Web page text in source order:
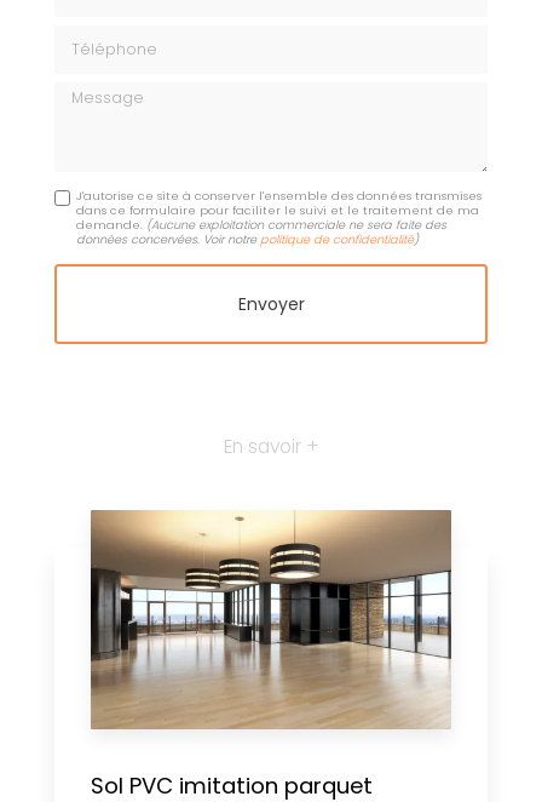
Message
J'autorise ce site à conserver l'ensemble des données transmises
dans ce formulaire pour faciliter le suivi et le traitement de ma
demande. (Aucune exploitation commerciale ne sera faite des
données concervées. Voir notre politique de confidentialité)
En savoir +
Sol PVC imitation parquet